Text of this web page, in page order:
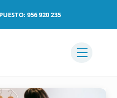
956 920 235
Menu